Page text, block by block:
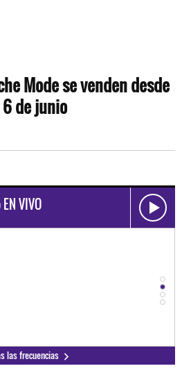
Mode se venden desde
de junio
VIVO
las frecuencias